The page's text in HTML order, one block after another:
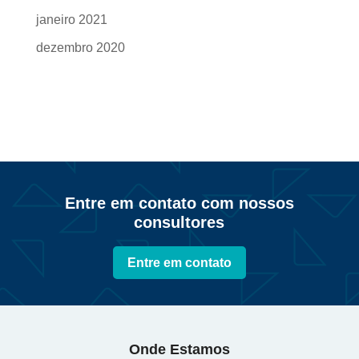
janeiro 2021
dezembro 2020
Entre em contato com nossos
consultores
Entre em contato
Onde Estamos